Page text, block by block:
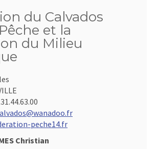
du Calvados
et la
du Milieu
peche14.fr
Christian